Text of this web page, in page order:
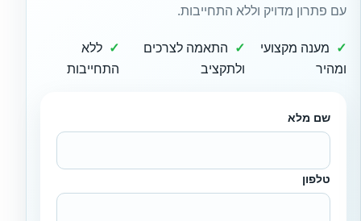
עם פתרון מדויק וללא התחייבות.
מענה מקצועי
ומהיר
התאמה לצרכים
ולתקציב
ללא
התחייבות
שם מלא
טלפון